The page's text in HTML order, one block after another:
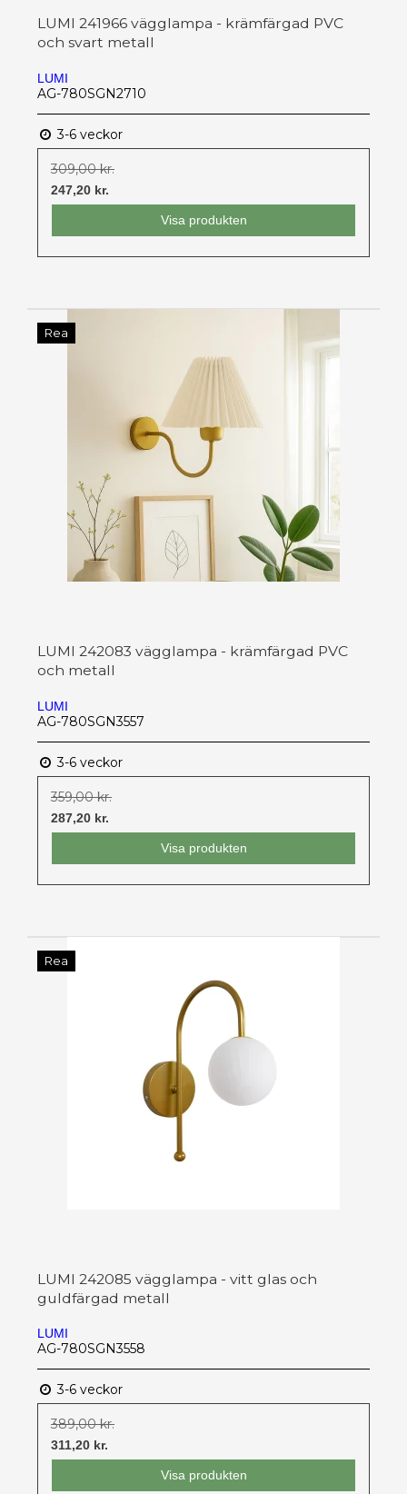
LUMI 241966 vägglampa - krämfärgad PVC
och svart metall
LUMI
AG-780SGN2710
3-6 veckor
309,00 kr.
247,20 kr.
Visa produkten
Rea
LUMI 242083 vägglampa - krämfärgad PVC
och metall
LUMI
AG-780SGN3557
3-6 veckor
359,00 kr.
287,20 kr.
Visa produkten
Rea
LUMI 242085 vägglampa - vitt glas och
guldfärgad metall
LUMI
AG-780SGN3558
3-6 veckor
389,00 kr.
311,20 kr.
Visa produkten